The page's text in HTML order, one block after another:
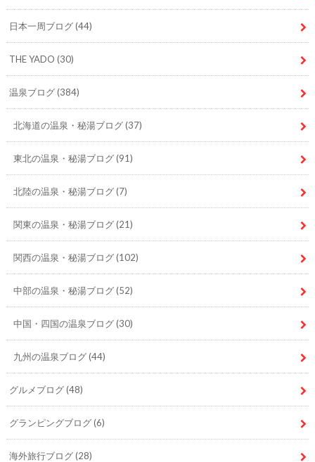
日本一周ブログ(44)
THE YADO (30)
温泉ブログ(384)
北海道の温泉・秘湯ブログ(37)
東北の温泉・秘湯ブログ(91)
北陸の温泉・秘湯ブログ(7)
関東の温泉・秘湯ブログ(21)
関西の温泉・秘湯ブログ(102)
中部の温泉・秘湯ブログ(52)
中国・四国の温泉ブログ(30)
九州の温泉ブログ(44)
グルメブログ(48)
グランピングブログ(6)
海外旅行ブログ(28)